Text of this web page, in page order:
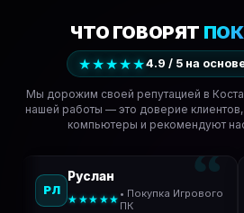
ЧТО ГОВОРЯТ
★★★★★4.9 / 5 на
Мы дорожим своей репутацией в
нашей работы — это доверие
компьютеры и рекомендуют
РЛ
Руслан
★★★★★ • Покупка Игрового
ПК